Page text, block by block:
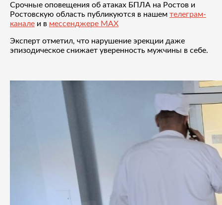
Срочные оповещения об атаках БПЛА на Ростов и
Ростовскую область публикуются в нашем телеграм-
канале и в мессенджере MAX
Эксперт отметил, что нарушение эрекции даже
эпизодическое снижает уверенность мужчины в себе.